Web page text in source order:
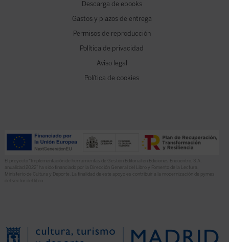
Descarga de ebooks
Gastos y plazos de entrega
Permisos de reproducción
Política de privacidad
Aviso legal
Política de cookies
El proyecto “Implementación de herramientas de Gestión Editorial en Ediciones Encuentro, S.A.
anualidad 2022” ha sido financiado por la Dirección General del Libro y Fomento de la Lectura,
Ministerio de Cultura y Deporte. La finalidad de este apoyo es contribuir a la modernización de pymes
del sector del libro.